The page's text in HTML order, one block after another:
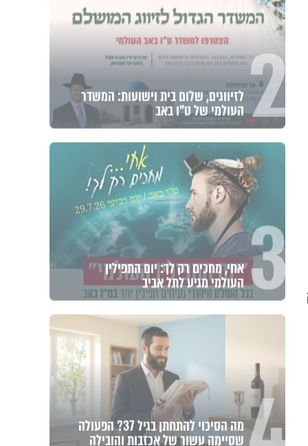
2 לזיווגים, שלום בית וישועות: המשדר
העולמי של ט"ו באב
3 אחי, מחכים רק לך: יום התפילין
העולמי מגיע לתל אביב
מה הסיכוי להתחתן בגיל 37? הפעולה
שסיימה עשור של אכזבות והובילה